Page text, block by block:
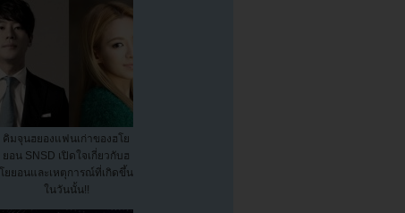
คิมจุนฮยองแฟนเก่าของฮโย
ยอน SNSD เปิดใจเกี่ยวกับฮ
โยยอนและเหตุการณ์ที่เกิดขึ้น
ในวันนั้น!!